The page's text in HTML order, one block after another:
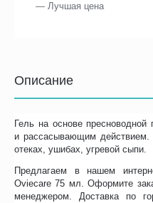
— Лучшая цена
Описание
Гель на основе пресноводной
и рассасывающим действием.
отеках, ушибах, угревой сыпи.
Предлагаем в нашем
Oviecare 75 мл. Оформите
менеджером. Доставка по